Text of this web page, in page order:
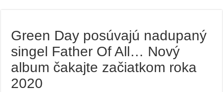
Green Day posúvajú nadupaný
singel Father Of All… Nový
album čakajte začiatkom roka
2020